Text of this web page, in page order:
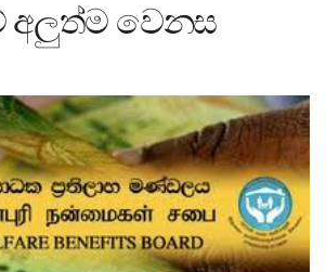
අලුත්ම වෙනස